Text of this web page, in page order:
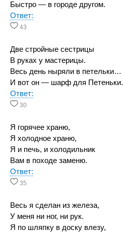
Быстро — в городе другом.
Ответ:
43
Две стройные сестрицы
В руках у мастерицы.
Весь день ныряли в петельки…
И вот он — шарф для Петеньки.
Ответ:
30
Я горячее храню,
Я холодное храню,
Я и печь, и холодильник
Вам в походе заменю.
Ответ:
35
Весь я сделан из железа,
У меня ни ног, ни рук.
Я по шляпку в доску влезу,